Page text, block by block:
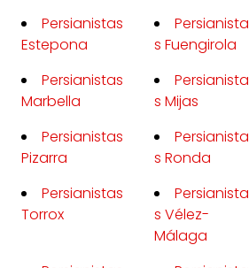
Persianistas
Estepona
Persianista
s Fuengirola
Persianistas
Marbella
Persianista
s Mijas
Persianistas
Pizarra
Persianista
s Ronda
Persianistas
Torrox
Persianista
s Vélez-
Málaga